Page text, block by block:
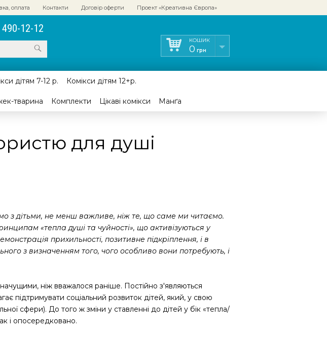
оплата Контакти Договір оферти Проект «Креативна Європа»
12-12
дітям 7-12 р. Комікси дітям 12+р.
тварина Комплекти Цікаві комікси Манґа
для душі
з дітьми, не менш важливе, ніж те, що саме ми читаємо.
«тепла душі та чуйності», що активізуються у
прихильності, позитивне підкріплення, і в
з визначенням того, чого особливо вони потребують, і
ніж вважалося раніше. Постійно з'являються
підтримувати соціальний розвиток дітей, який, у свою
сфери). До того ж зміни у ставленні до дітей у бік «тепла/
і опосередковано.
КОШИК
0 грн